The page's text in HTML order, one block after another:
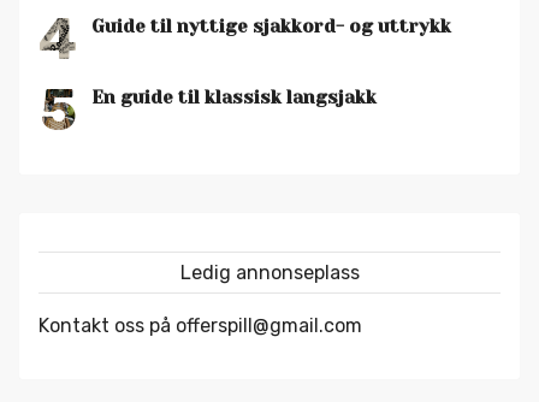
4 Guide til nyttige sjakkord- og uttrykk
5 En guide til klassisk langsjakk
Ledig annonseplass
Kontakt oss på offerspill@gmail.com